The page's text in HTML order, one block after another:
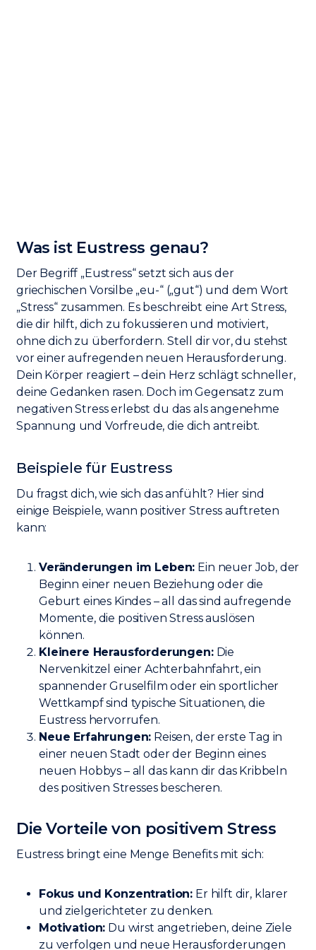
Was ist Eustress genau?
Der Begriff „Eustress“ setzt sich aus der
griechischen Vorsilbe „eu-“ („gut“) und dem Wort
„Stress“ zusammen. Es beschreibt eine Art Stress,
die dir hilft, dich zu fokussieren und motiviert,
ohne dich zu überfordern. Stell dir vor, du stehst
vor einer aufregenden neuen Herausforderung.
Dein Körper reagiert – dein Herz schlägt schneller,
deine Gedanken rasen. Doch im Gegensatz zum
negativen Stress erlebst du das als angenehme
Spannung und Vorfreude, die dich antreibt.
Beispiele für Eustress
Du fragst dich, wie sich das anfühlt? Hier sind
einige Beispiele, wann positiver Stress auftreten
kann:
Veränderungen im Leben: Ein neuer Job, der
Beginn einer neuen Beziehung oder die
Geburt eines Kindes – all das sind aufregende
Momente, die positiven Stress auslösen
können.
Kleinere Herausforderungen:Die
Nervenkitzel einer Achterbahnfahrt, ein
spannender Gruselfilm oder ein sportlicher
Wettkampf sind typische Situationen, die
Eustress hervorrufen.
Neue Erfahrungen: Reisen, der erste Tag in
einer neuen Stadt oder der Beginn eines
neuen Hobbys – all das kann dir das Kribbeln
des positiven Stresses bescheren.
Die Vorteile von positivem Stress
Eustress bringt eine Menge Benefits mit sich:
Fokus und Konzentration: Er hilft dir, klarer
und zielgerichteter zu denken.
Motivation: Du wirst angetrieben, deine Ziele
zu verfolgen und neue Herausforderungen